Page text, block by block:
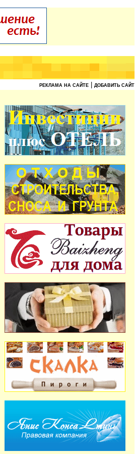
РЕКЛАМА НА САЙТЕ ДОБАВИТЬ САЙТ